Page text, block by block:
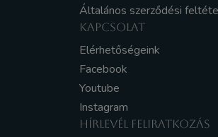
Általános szerződési
KAPCSOLAT
Elérhetőségeink
Facebook
Youtube
Instagram
HÍRLEVÉL FELIRATKOZÁS